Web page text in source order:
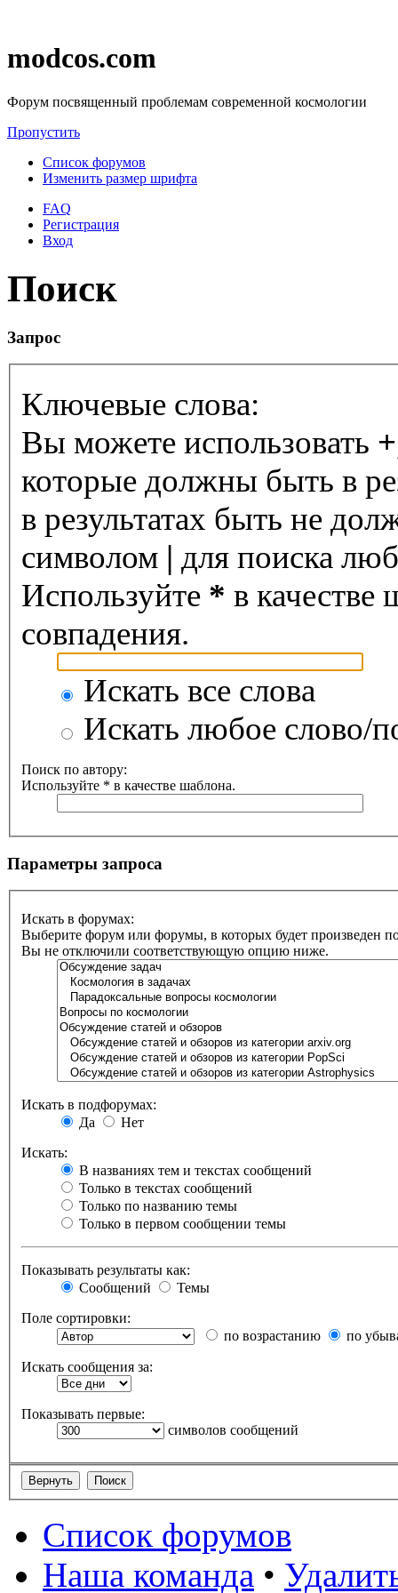
modcos.com
Форум посвященный проблемам современной космологии
Пропустить
Список форумов
Изменить размер шрифта
FAQ
Регистрация
Вход
Поиск
Запрос
Ключевые слова:
Вы можете использовать +
которые должны быть в
в результатах быть не
символом | для поиска
Используйте * в качестве
совпадения.
Искать все слова
Искать любое слово/
Поиск по автору:
Используйте * в качестве шаблона.
Параметры запроса
Искать в форумах:
Выберите форум или форумы, в которых будет произведен
Вы не отключили соответствующую опцию ниже.
Искать в подфорумах:
Да
Нет
Искать:
В названиях тем и текстах сообщений
Только в текстах сообщений
Только по названию темы
Только в первом сообщении темы
Показывать результаты как:
Сообщений
Темы
Поле сортировки:
по возрастанию
по
Искать сообщения за:
Показывать первые:
символов сообщений
Список форумов
Наша команда •